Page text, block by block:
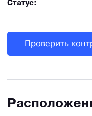
Статус:
Проверить